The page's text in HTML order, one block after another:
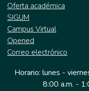
Oferta académica
SIGUM
Campus Virtual
Opened
Correo electrónico
Horario: lunes -
8:00 a.m. -